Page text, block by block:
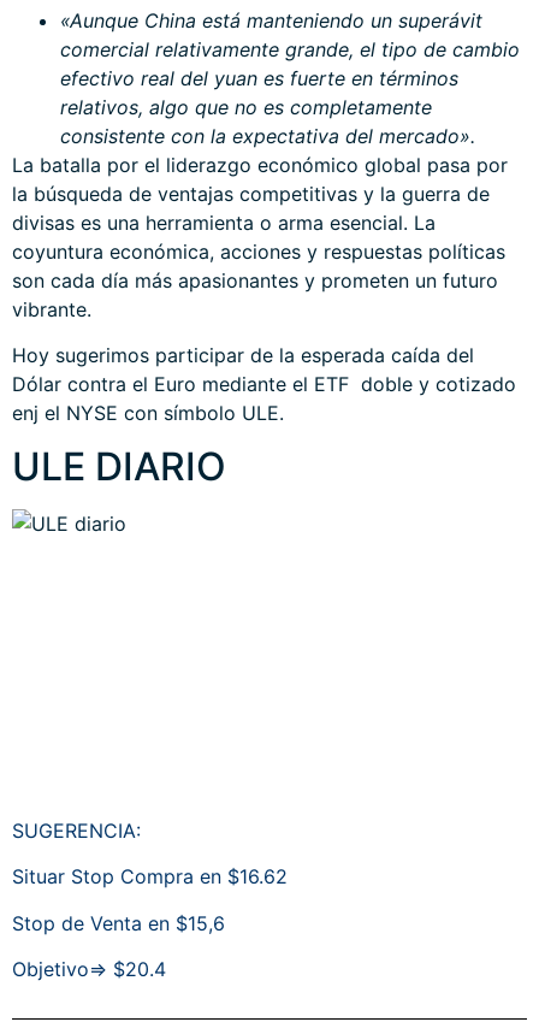
«Aunque China está manteniendo un superávit
comercial relativamente grande, el tipo de cambio
efectivo real del yuan es fuerte en términos
relativos, algo que no es completamente
consistente con la expectativa del mercado».
La batalla por el liderazgo económico global pasa por
la búsqueda de ventajas competitivas y la guerra de
divisas es una herramienta o arma esencial. La
coyuntura económica, acciones y respuestas políticas
son cada día más apasionantes y prometen un futuro
vibrante.
Hoy sugerimos participar de la esperada caída del
Dólar contra el Euro mediante el ETF doble y cotizado
enj el NYSE con símbolo ULE.
ULE DIARIO
SUGERENCIA:
Situar Stop Compra en $16.62
Stop de Venta en $15,6
Objetivo=> $20.4